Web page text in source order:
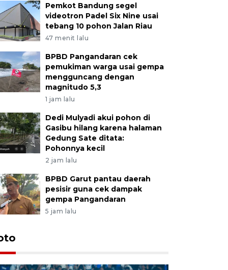
Pemkot Bandung segel
videotron Padel Six Nine usai
tebang 10 pohon Jalan Riau
47 menit lalu
BPBD Pangandaran cek
pemukiman warga usai gempa
mengguncang dengan
magnitudo 5,3
1 jam lalu
Dedi Mulyadi akui pohon di
Gasibu hilang karena halaman
Gedung Sate ditata:
Pohonnya kecil
2 jam lalu
BPBD Garut pantau daerah
pesisir guna cek dampak
gempa Pangandaran
5 jam lalu